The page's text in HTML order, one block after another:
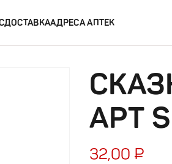
ДОСТАВКААДРЕСА АПТЕК
АРТ S
32,00 ₽